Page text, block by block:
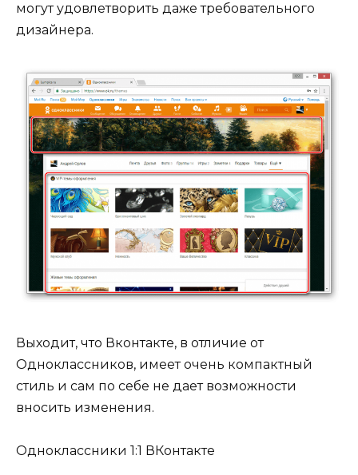
могут удовлетворить даже требовательного
дизайнера.
Выходит, что Вконтакте, в отличие от
Одноклассников, имеет очень компактный
стиль и сам по себе не дает возможности
вносить изменения.
Одноклассники 1:1 ВКонтакте